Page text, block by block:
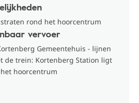
rond het hoorcentrum
vervoer
Gemeentehuis - lijnen
de trein: Kortenberg Station ligt
hoorcentrum